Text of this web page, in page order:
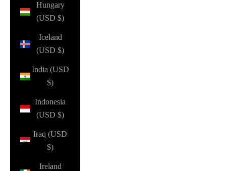
Hungary
(USD $)
Iceland
(USD $)
India (USD
$)
Indonesia
(USD $)
Iraq (USD
$)
Ireland